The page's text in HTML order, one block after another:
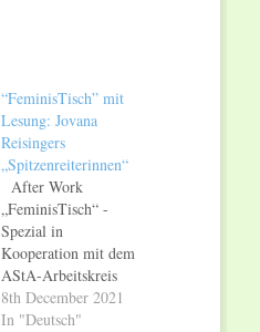
“FeminisTisch” mit
Lesung: Jovana
Reisingers
„Spitzenreiterinnen“
After Work
„FeminisTisch“ -
Spezial in
Kooperation mit dem
AStA-Arbeitskreis
Feminismus der UdS:
Lesung und
8th December 2021
In "Deutsch"